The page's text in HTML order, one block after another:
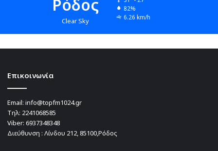
Ρόδος
Clear Sky
82%
6.26 km/h
Επικοινωνία
Email: info@topfm1024.gr
Τηλ: 2241068585
Viber: 6937348348
Διεύθυνση : Λίνδου 212, 85100,Ρόδος